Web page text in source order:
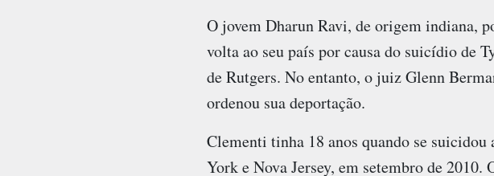
O jovem Dharun Ravi, de origem indiana,
volta ao seu país por causa do suicídio de
de Rutgers. No entanto, o juiz Glenn
ordenou sua deportação.
Clementi tinha 18 anos quando se
York e Nova Jersey, em setembro de